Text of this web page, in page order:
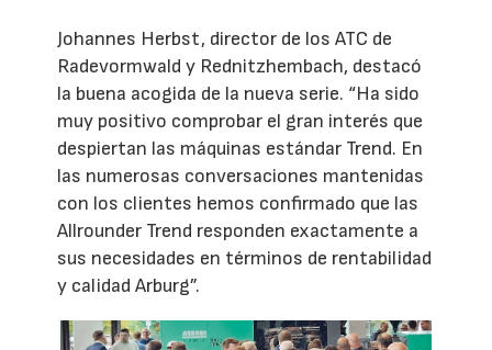
Johannes Herbst, director de los ATC de
Radevormwald y Rednitzhembach, destacó
la buena acogida de la nueva serie. “Ha sido
muy positivo comprobar el gran interés que
despiertan las máquinas estándar Trend. En
las numerosas conversaciones mantenidas
con los clientes hemos confirmado que las
Allrounder Trend responden exactamente a
sus necesidades en términos de rentabilidad
y calidad Arburg”.